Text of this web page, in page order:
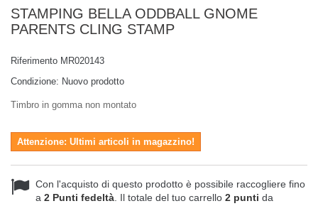
STAMPING BELLA ODDBALL GNOME
PARENTS CLING STAMP
Riferimento MR020143
Condizione: Nuovo prodotto
Timbro in gomma non montato
Attenzione: Ultimi articoli in magazzino!
Con l'acquisto di questo prodotto è possibile raccogliere fino
a 2 Punti fedeltà . Il totale del tuo carrello 2 punti da